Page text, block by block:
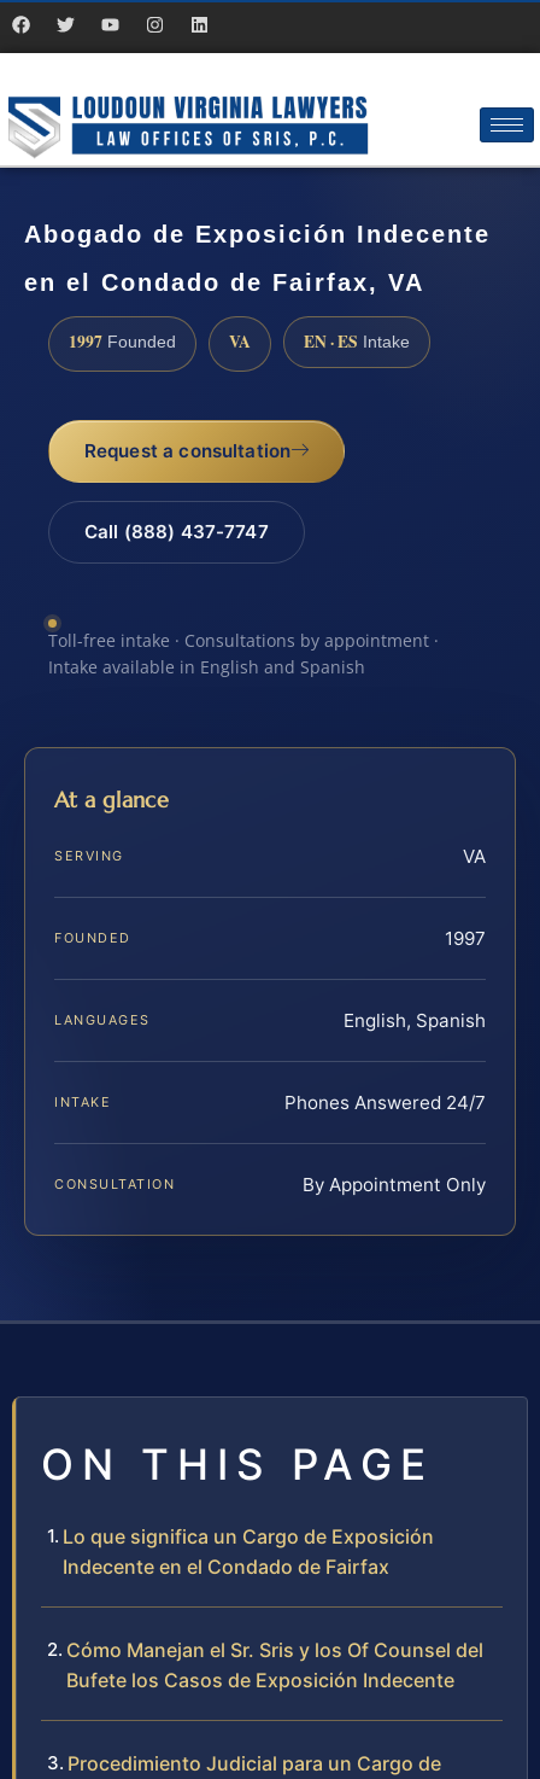
Abogado de Exposición Indecente
en el Condado de Fairfax, VA
1997 Founded VA EN · ES Intake
Request a consultation
Call (888) 437-7747
Toll-free intake · Consultations by appointment ·
Intake available in English and Spanish
At a glance
SERVING VA
FOUNDED 1997
LANGUAGES English, Spanish
INTAKE Phones Answered 24/7
CONSULTATION By Appointment Only
ON THIS PAGE
Lo que significa un Cargo de Exposición
Indecente en el Condado de Fairfax
Cómo Manejan el Sr. Sris y los Of Counsel del
Bufete los Casos de Exposición Indecente
Procedimiento Judicial para un Cargo de